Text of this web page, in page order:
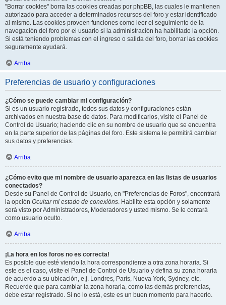
"Borrar cookies" borra las cookies creadas por phpBB, las cuales le mantienen
autorizado para acceder a determinados recursos del foro y estar identificado
al mismo. Las cookies proveen funciones como leer el seguimiento de la
navegación del foro por el usuario si la administración ha habilitado la opción.
Si está teniendo problemas con el ingreso o salida del foro, borrar las cookies
seguramente ayudará.
Arriba
Preferencias de usuario y configuraciones
¿Cómo se puede cambiar mi configuración?
Si es un usuario registrado, todos sus datos y configuraciones están
archivados en nuestra base de datos. Para modificarlos, visite el Panel de
Control de Usuario; haciendo clic en su nombre de usuario que se encuentra
en la parte superior de las páginas del foro. Este sistema le permitirá cambiar
sus datos y preferencias.
Arriba
¿Cómo evito que mi nombre de usuario aparezca en las listas de usuarios
conectados?
Desde su Panel de Control de Usuario, en "Preferencias de Foros", encontrará
la opción Ocultar mi estado de conexións. Habilite esta opción y solamente
será visto por Administradores, Moderadores y usted mismo. Se le contará
como usuario oculto.
Arriba
¡La hora en los foros no es correcta!
Es posible que esté viendo la hora correspondiente a otra zona horaria. Si
este es el caso, visite el Panel de Control de Usuario y defina su zona horaria
de acuerdo a su ubicación, e.j. Londres, París, Nueva York, Sydney, etc.
Recuerde que para cambiar la zona horaria, como las demás preferencias,
debe estar registrado. Si no lo está, este es un buen momento para hacerlo.